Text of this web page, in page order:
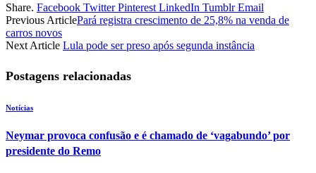
Share. Facebook Twitter Pinterest LinkedIn Tumblr Email
Previous ArticlePará registra crescimento de 25,8% na venda de
carros novos
Next Article Lula pode ser preso após segunda instância
Postagens relacionadas
Notícias
Neymar provoca confusão e é chamado de ‘vagabundo’ por
presidente do Remo